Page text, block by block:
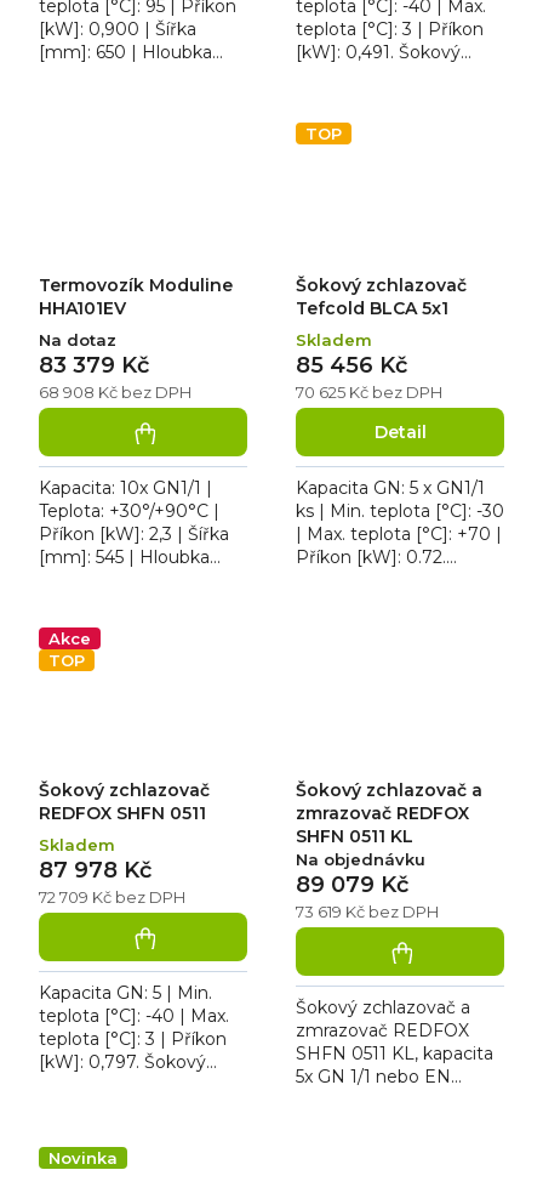
teplota [°C]: 95 | Příkon
[kW]: 0,900 | Šířka
[mm]: 650 | Hloubka
teplota [°C]: -40 | Max.
teplota [°C]: 3 | Příkon
[kW]: 0,491. Šokový
cyklus zmrazení až 7...
Termovozík Moduline
HHA101EV
Na dotaz
68 908 Kč bez DPH
83 379 Kč
Kapacita: 10x GN1/1 |
Teplota: +30°/+90°C |
Příkon [kW]: 2,3 | Šířka
[mm]: 545 | Hloubka
Moduline HHA101EV je...
TOP
Šokový zchlazovač
Tefcold BLCA 5x1
Skladem
70 625 Kč bez DPH
85 456 Kč
Detail
Kapacita GN: 5 x GN1/1
ks | Min. teplota [°C]: -30
| Max. teplota [°C]: +70 |
Příkon [kW]: 0.72.
Akce
TOP
Šokový zchlazovač
REDFOX SHFN 0511
Skladem
72 709 Kč bez DPH
87 978 Kč
Kapacita GN: 5 | Min.
teplota [°C]: -40 | Max.
teplota [°C]: 3 | Příkon
[kW]: 0,797. Šokový
Šokový zchlazovač a
zmrazovač REDFOX
SHFN 0511 KL
Na objednávku
73 619 Kč bez DPH
89 079 Kč
Šokový zchlazovač a
zmrazovač REDFOX
SHFN 0511 KL, kapacita
5x GN 1/1 nebo EN
Novinka